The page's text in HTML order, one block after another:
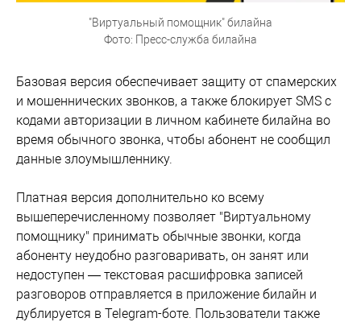
"Виртуальный помощник" билайна
Фото: Пресс-служба билайна
Базовая версия обеспечивает защиту от спамерских
и мошеннических звонков, а также блокирует SMS с
кодами авторизации в личном кабинете билайна во
время обычного звонка, чтобы абонент не сообщил
данные злоумышленнику.
Платная версия дополнительно ко всему
вышеперечисленному позволяет "Виртуальному
помощнику" принимать обычные звонки, когда
абоненту неудобно разговаривать, он занят или
недоступен — текстовая расшифровка записей
разговоров отправляется в приложение билайн и
дублируется в Telegram-боте. Пользователи также